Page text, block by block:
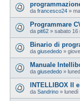
da francesco24 »
Programmare
da pit62 » sabato 16
Binario di
da giusededo »
Manuale
da giusededo »
INTELLIBOX II
da Sandrino » lunedì